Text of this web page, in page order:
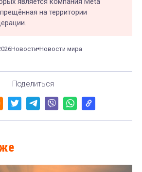
на территории
Новости Новости мира
Поделиться